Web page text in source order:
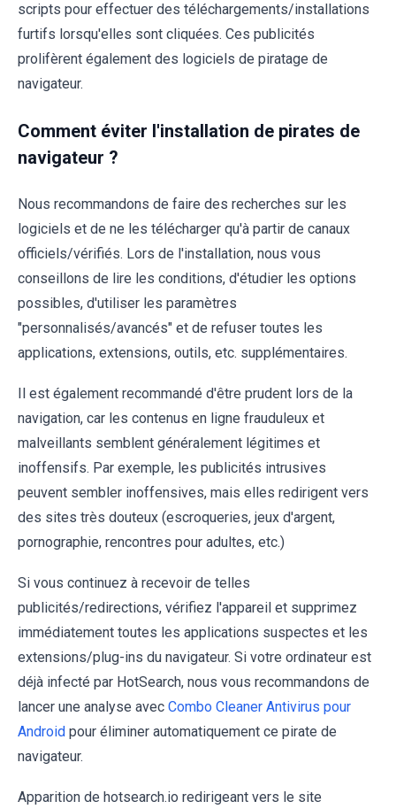
scripts pour effectuer des téléchargements/installations
furtifs lorsqu'elles sont cliquées. Ces publicités
prolifèrent également des logiciels de piratage de
navigateur.
Comment éviter l'installation de pirates de
navigateur ?
Nous recommandons de faire des recherches sur les
logiciels et de ne les télécharger qu'à partir de canaux
officiels/vérifiés. Lors de l'installation, nous vous
conseillons de lire les conditions, d'étudier les options
possibles, d'utiliser les paramètres
"personnalisés/avancés" et de refuser toutes les
applications, extensions, outils, etc. supplémentaires.
Il est également recommandé d'être prudent lors de la
navigation, car les contenus en ligne frauduleux et
malveillants semblent généralement légitimes et
inoffensifs. Par exemple, les publicités intrusives
peuvent sembler inoffensives, mais elles redirigent vers
des sites très douteux (escroqueries, jeux d'argent,
pornographie, rencontres pour adultes, etc.)
Si vous continuez à recevoir de telles
publicités/redirections, vérifiez l'appareil et supprimez
immédiatement toutes les applications suspectes et les
extensions/plug-ins du navigateur. Si votre ordinateur est
déjà infecté par HotSearch, nous vous recommandons de
lancer une analyse avec Combo Cleaner Antivirus pour
Android pour éliminer automatiquement ce pirate de
navigateur.
Apparition de hotsearch.io redirigeant vers le site